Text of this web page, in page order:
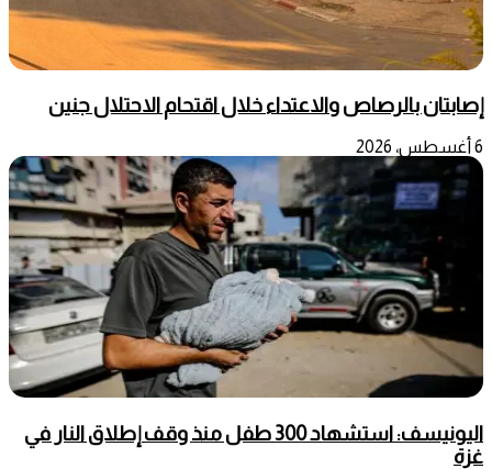
إصابتان بالرصاص والاعتداء خلال اقتحام الاحتلال جنين
6 أغسطس، 2026
اليونيسف: استشهاد 300 طفل منذ وقف إطلاق النار في
غزة